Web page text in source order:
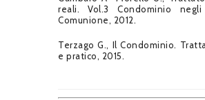
reali. Vol.3 Condominio
Comunione, 2012.
Terzago G., Il Condominio.
e pratico, 2015.